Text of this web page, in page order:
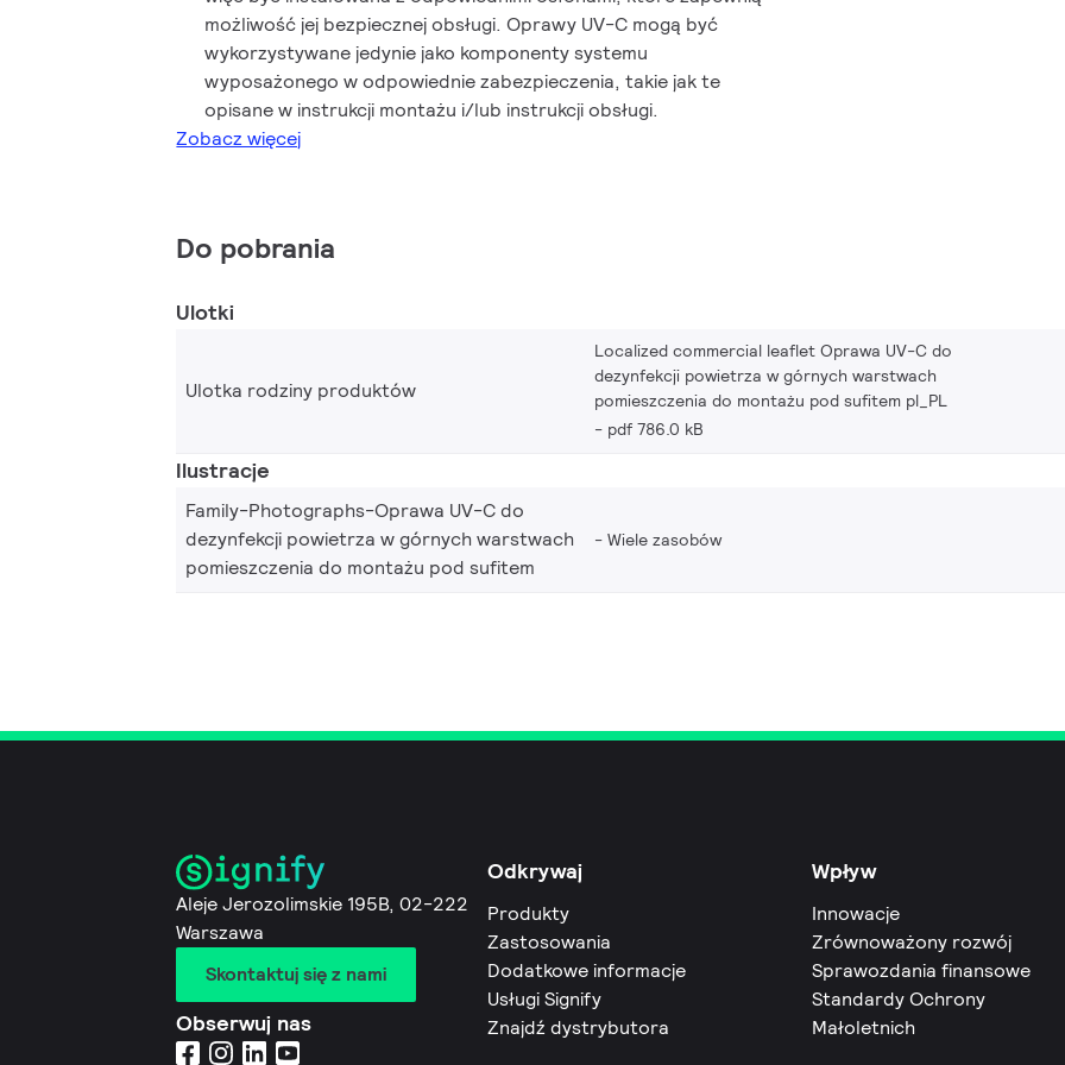
możliwość jej bezpiecznej obsługi. Oprawy UV-C mogą być
wykorzystywane jedynie jako komponenty systemu
wyposażonego w odpowiednie zabezpieczenia, takie jak te
opisane w instrukcji montażu i/lub instrukcji obsługi.
Zobacz więcej
Do pobrania
Ulotki
Ulotka rodziny produktów
Localized commercial leaflet Oprawa UV-C do
dezynfekcji powietrza w górnych warstwach
pomieszczenia do montażu pod sufitem pl_PL
pdf 786.0 kB
Ilustracje
Family-Photographs-Oprawa UV-C do
dezynfekcji powietrza w górnych warstwach
pomieszczenia do montażu pod sufitem
Wiele zasobów
Aleje Jerozolimskie 195B, 02-222
Warszawa
Skontaktuj się z nami
Obserwuj nas
Odkrywaj
Produkty
Zastosowania
Dodatkowe informacje
Usługi Signify
Znajdź dystrybutora
Wpływ
Innowacje
Zrównoważony rozwój
Sprawozdania finansowe
Standardy Ochrony
Małoletnich